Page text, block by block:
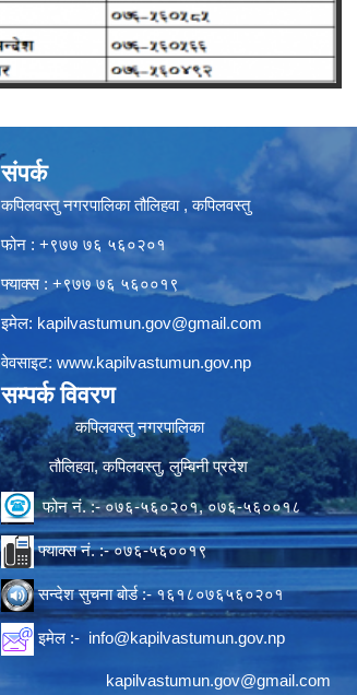
संपर्क
कपिलवस्तु नगरपालिका तौलिहवा , कपिलवस्तु
फोन : +९७७ ७६ ५६०२०१
फ्याक्स : +९७७ ७६ ५६००१९
इमेल: kapilvastumun.gov@gmail.com
वेवसाइट: www.kapilvastumun.gov.np
सम्पर्क विवरण
कपिलवस्तु नगरपालिका
तौलिहवा, कपिलवस्तु, लुम्बिनी प्रदेश
फोन नं. :- ०७६-५६०२०१, ०७६-५६००१८
फ्याक्स नं. :- ०७६-५६००१९
सन्देश सुचना बोर्ड :- १६१८०७६५६०२०१
इमेल :- info@kapilvastumun.gov.np
kapilvastumun.gov@gmail.com